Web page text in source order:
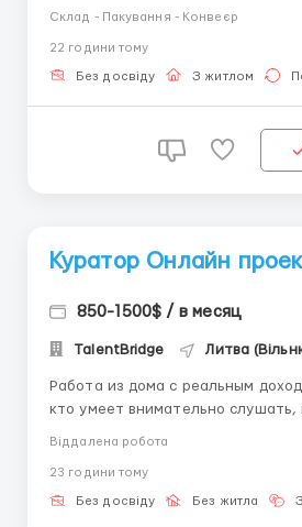
Можливі додаткові години роботи
додатковими годинами можна
Склад - Пакування - Конвеєр
22 години тому
Без досвіду З житлом
Куратор Онлайн
850-1500$ / в месяц
TalentBridge Литва
Работа из дома с реальным доходом! Мы ищем
кто умеет внимательно
помогать им в простых вопросах. Требуется:
-желание развиваться и
Задачи: -общение с клиентами в
Віддалена робота
23 години тому
Без досвіду Без житла